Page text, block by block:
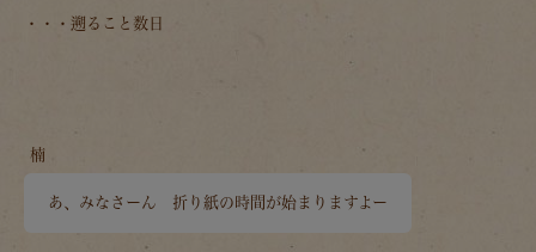
・・・遡ること数日
楠
あ、みなさーん 折り紙の時間が始まりますよー